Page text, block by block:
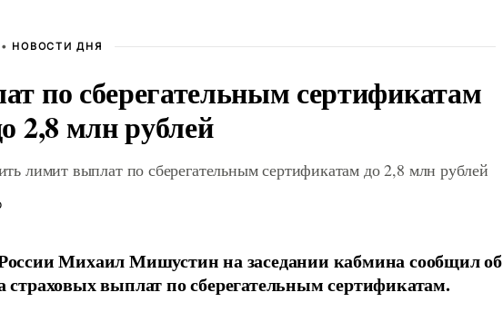
НОВОСТИ ДНЯ
по сберегательным сертификатам
2,8 млн рублей
лимит выплат по сберегательным сертификатам до 2,8 млн рублей
Михаил Мишустин на заседании кабмина сообщил об
выплат по сберегательным сертификатам.